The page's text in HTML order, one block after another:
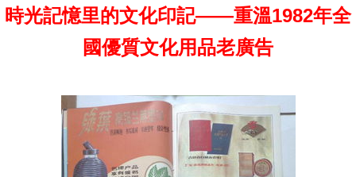
時光記憶里的文化印記——重溫1982年全
國優質文化用品老廣告